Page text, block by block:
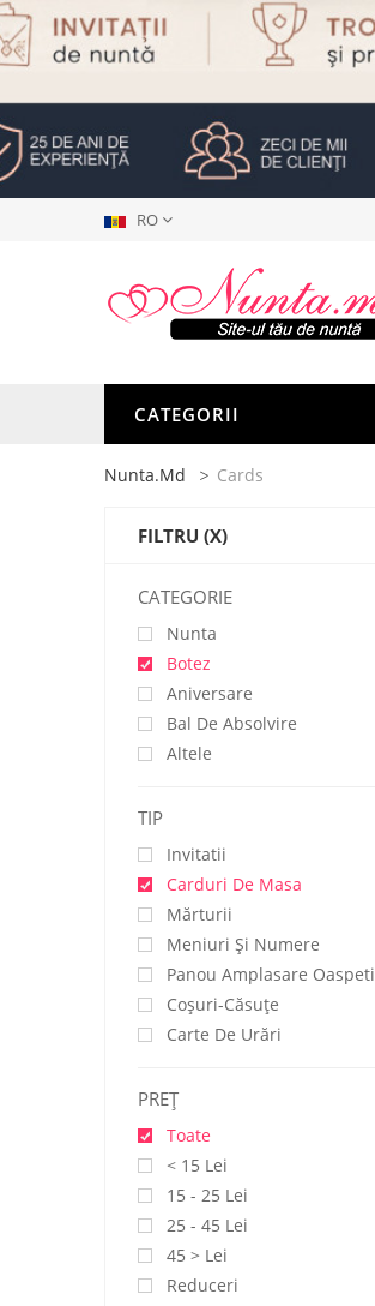
RO
CATEGORII
Nunta.md Cards
FILTRU (X)
CATEGORIE
Nunta
Botez
Aniversare
Bal De Absolvire
Altele
TIP
Invitatii
Carduri De Masa
Mărturii
Meniuri Și Numere
Panou Amplasare Oaspeti
Coșuri-Căsuțe
Carte De Urări
PREŢ
Toate
< 15 Lei
15 - 25 Lei
25 - 45 Lei
45 > Lei
Reduceri